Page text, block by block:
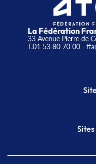
La Fédération
33 Avenue Pierre de
T.01 53 80 70 00-